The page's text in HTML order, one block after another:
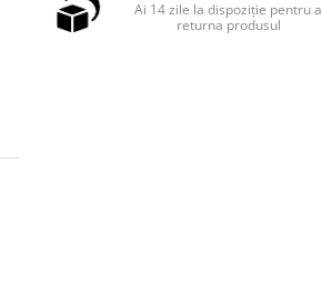
Ai 14 zile la dispoziție pentru a
returna produsul